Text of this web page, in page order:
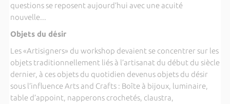
questions se reposent aujourd’hui avec une acuité
nouvelle...
Objets du désir
Les «Artisigners» du workshop devaient se concentrer sur les
objets traditionnellement liés à l’artisanat du début du siècle
dernier, à ces objets du quotidien devenus objets du désir
sous l’influence Arts and Crafts : Boîte à bijoux, luminaire,
table d’appoint, napperons crochetés, claustra,